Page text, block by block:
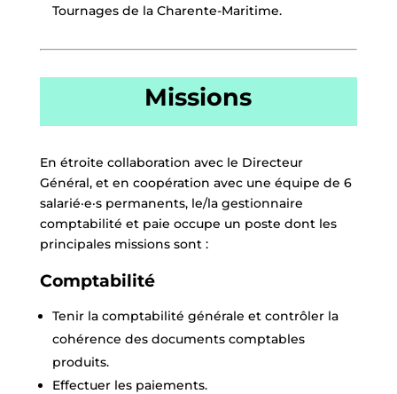
Tournages de la Charente-Maritime.
Missions
En étroite collaboration avec le Directeur
Général, et en coopération avec une équipe de 6
salarié·e·s permanents, le/la gestionnaire
comptabilité et paie occupe un poste dont les
principales missions sont :
Comptabilité
Tenir la comptabilité générale et contrôler la
cohérence des documents comptables
produits.
Effectuer les paiements.